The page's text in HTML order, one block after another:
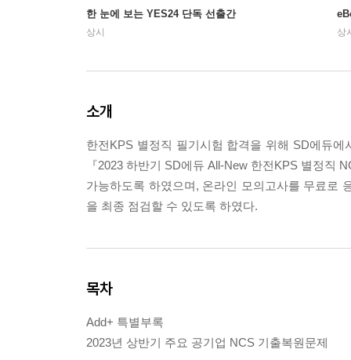
한 눈에 보는 YES24 단독 선출간
상시 상
소개
한전KPS 별정직 필기시험 합격을 위해 SD에듀
『2023 하반기 SD에듀 All-New 한전KPS 별정직
가능하도록 하였으며, 온라인 모의고사를 무료로
을 최종 점검할 수 있도록 하였다.
목차
Add+ 특별부록
2023년 상반기 주요 공기업 NCS 기출복원문제